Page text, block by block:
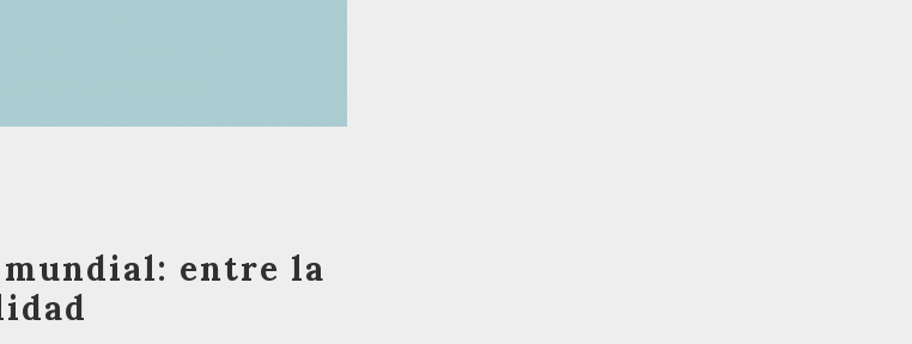
entre la